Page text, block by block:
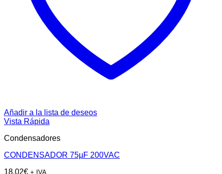
Añadir a la lista de deseos
Vista Rápida
Condensadores
CONDENSADOR 75µF 200VAC
18,02€ + IVA